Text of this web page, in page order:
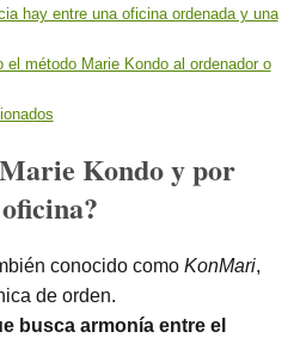
hay entre una oficina ordenada y una
el método Marie Kondo al ordenador o
Kondo y por
conocido como KonMari,
de orden.
busca armonía entre el